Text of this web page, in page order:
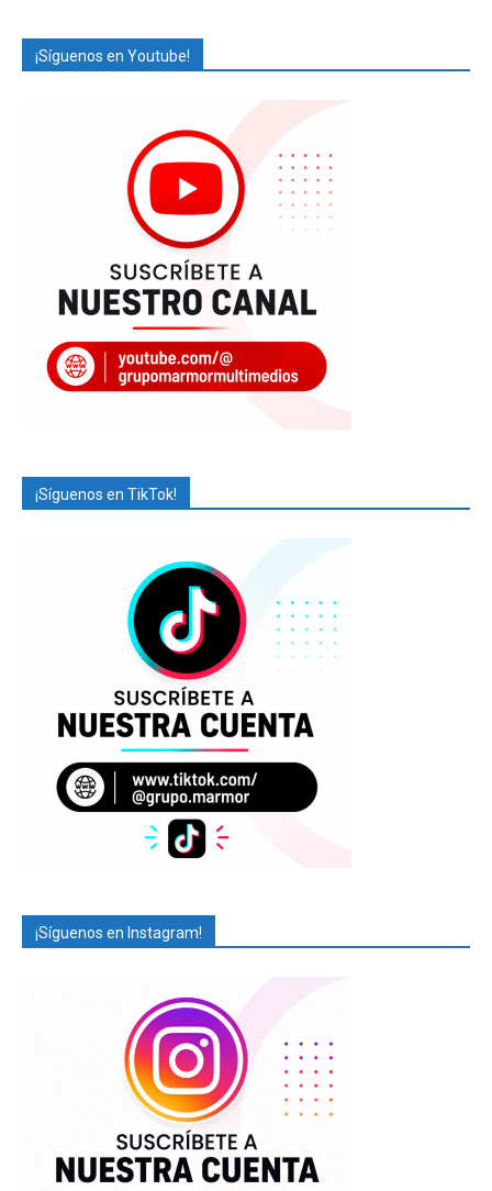
¡Síguenos en Youtube!
¡Síguenos en TikTok!
¡Síguenos en Instagram!